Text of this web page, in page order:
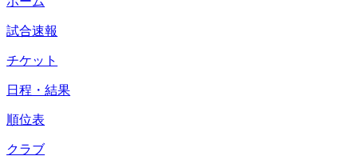
試合速報
チケット
日程・結果
順位表
クラブ